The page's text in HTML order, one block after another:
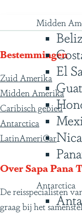
Midden
El
Antarctica
Bestemmingen
Zuid Amerika
Midden Amerika
Caribisch gebied
Antarctica
LatinAmeriCar
Over Sapa Pana
De reisspecialisten
graag bij het